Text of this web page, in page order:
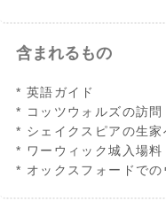
含まれるもの
* 英語ガイド
* コッツウォルズの訪問
* シェイクスピアの生
* ワーウィック城入場料
* オックスフォードで